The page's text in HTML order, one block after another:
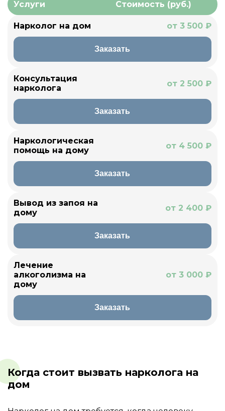
Услуги Стоимость (руб.)
Нарколог на дом от 3 500 ₽
Заказать
Консультация
нарколога
от 2 500 ₽
Заказать
Наркологическая
помощь на дому
от 4 500 ₽
Заказать
Вывод из запоя на
дому
от 2 400 ₽
Заказать
Лечение
алкоголизма на
дому
от 3 000 ₽
Заказать
Когда стоит вызвать нарколога на
дом